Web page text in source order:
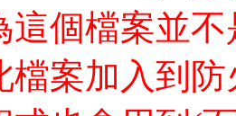
這個檔案並
檔案加入到